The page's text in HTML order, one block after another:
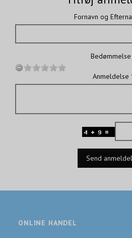
Fornavn og
Bedømmelse
Anmeldelse
Send
ONLINE HANDEL